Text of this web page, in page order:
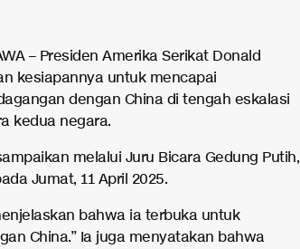
– Presiden Amerika Serikat Donald
kesiapannya untuk mencapai
dengan China di tengah eskalasi
kedua negara.
melalui Juru Bicara Gedung Putih,
Jumat, 11 April 2025.
bahwa ia terbuka untuk
China.” Ia juga menyatakan bahwa